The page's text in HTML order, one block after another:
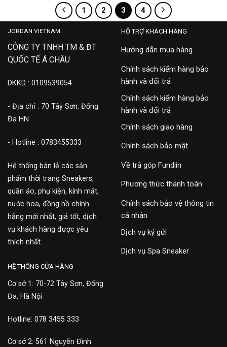
1 2 3 4
JORDAN VIETNAM
CÔNG TY TNHH TM & ĐT
QUỐC TẾ Á CHÂU
DKKD : 0109539054
- Địa chỉ : 70 Tây Sơn, Đống
Đa HN
- Hotline : 0783455333
Hệ thống bán lẻ các sản
phẩm thời trang Sneakers,
quần áo, phụ kiện, kính mắt,
nước hoa, đồng hồ chính
hãng mới nhất, giá tốt, dịch
vụ khách hàng được yêu
thích nhất.
HỖ TRỢ KHÁCH HÀNG
Hướng dẫn mua hàng
Chính sách kiểm hàng bảo
hành và đổi trả
Chính sách kiểm hàng bảo
hành và đổi trả
Chính sách giao hàng
Chính sách bảo mật
Về trả góp Fundiin
Phương thức thanh toán
Chính sách bảo vệ thông tin
cá nhân
Dịch vụ ký gửi
Dịch vụ Spa Sneaker
HỆ THỐNG CỬA HÀNG
Cơ sở 1: 70-72 Tây Sơn, Đống
Đa, Hà Nội
Hotline: 078 3455 333
Cơ sở 2: 561 Nguyễn Đình